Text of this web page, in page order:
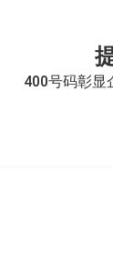
400号码彰显